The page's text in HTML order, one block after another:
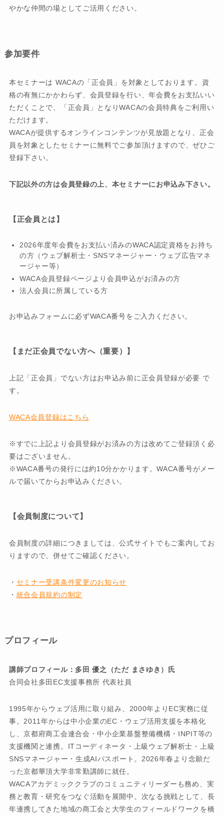
やかな仲間の場としてご活用ください。
参加要件
本セミナーは WACAの「正会員」を対象としております。資
格の有無にかかわらず、会員登録を行い、年会費をお支払いい
ただくことで、「正会員」となりWACAの会員特典をご利用い
ただけます。
WACAが提供するオンラインコンテンツが見放題となり、正会
員を対象としたセミナーに無料でご参加頂けますので、ぜひご
登録下さい。
下記以外の方は会員登録の上、本セミナーにお申込み下さい。
【正会員とは】
2026年度年会費をお支払い済みのWACA認定資格をお持ち
の方（ウェブ解析士・SNSマネージャー・ウェブ広告マネ
ージャー等）
WACA会員登録ページより会員申込がお済みの方
法人会員に所属している方
お申込みフォームに必ずWACA番号をご入力ください。
【まだ正会員でない方へ（重要）】
上記「正会員」でない方はお申込み前に正会員登録が必要 で
す。
WACA会員登録はこちら
※すでに上記より会員登録がお済みの方は改めてご登録頂く必
要はございません。
※WACA番号の発行には約10分かかります。WACA番号がメー
ルで届いてからお申込みください。
【会員制度について】
会員制度の詳細につきましては、公式サイトでもご案内してお
りますので、併せてご確認ください。
・ セミナー受講条件変更のお知らせ
・ 統合会員規約の制定
プロフィール
講師プロフィール：多田 優之（ただ まさゆき）氏
合同会社多田EC支援事務所 代表社員
1995年からウェブ活用に取り組み、2000年よりEC実務に従
事。2011年からは中小企業のEC・ウェブ活用支援を本格化
し、京都府商工会連合会・中小企業基盤整備機構・INPIT等の
支援機関と連携。ITコーディネータ・上級ウェブ解析士・上級
SNSマネージャー・生成AIパスポート。2026年春より念願だ
った京都華頂大学非常勤講師に就任。
WACAアカデミッククラブのコミュニティリーダーも務め、実
務と教育・研究をつなぐ活動を展開中。次なる挑戦として、長
年連携してきた地域の商工会と大学生のフィールドワークを橋